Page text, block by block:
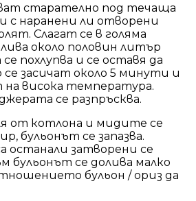
старателно под течаща
с наранени ли отворени
Слагат се в голяма
около половин литър
похлупва и се оставя да
се засичат около 5 минути и
висока температура.
се разпръсква.
от котлона и мидите се
бульонът се запазва.
останали затворени се
бульонът се долива малко
бульон / ориз да